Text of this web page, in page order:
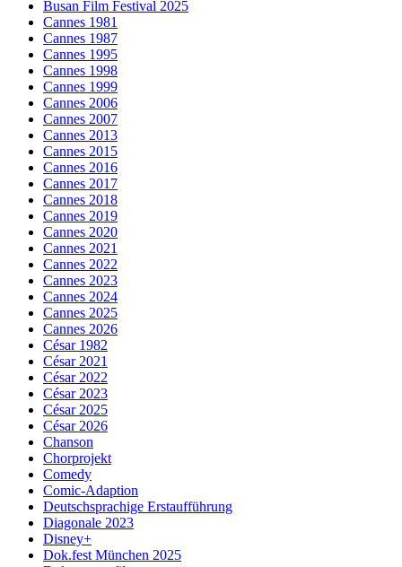
Busan Film Festival 2025
Cannes 1981
Cannes 1987
Cannes 1995
Cannes 1998
Cannes 1999
Cannes 2006
Cannes 2007
Cannes 2013
Cannes 2015
Cannes 2016
Cannes 2017
Cannes 2018
Cannes 2019
Cannes 2020
Cannes 2021
Cannes 2022
Cannes 2023
Cannes 2024
Cannes 2025
Cannes 2026
César 1982
César 2021
César 2022
César 2023
César 2025
César 2026
Chanson
Chorprojekt
Comedy
Comic-Adaption
Deutschsprachige Erstaufführung
Diagonale 2023
Disney+
Dok.fest München 2025